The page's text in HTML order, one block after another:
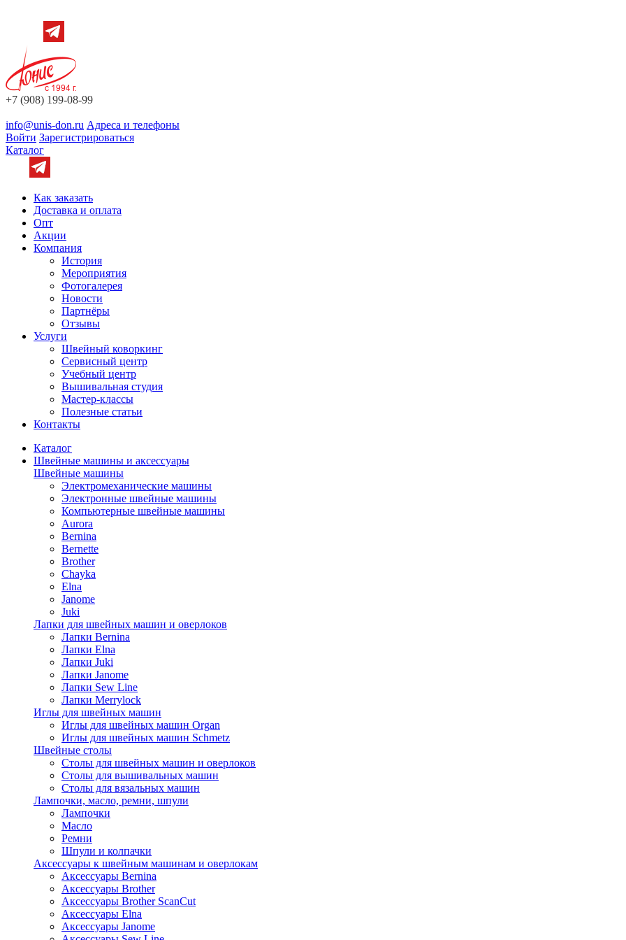
+7 (908) 199-08-99
info@unis-don.ru Адреса и телефоны
Войти Зарегистрироваться
Каталог
Как заказать
Доставка и оплата
Опт
Акции
Компания
История
Мероприятия
Фотогалерея
Новости
Партнёры
Отзывы
Услуги
Швейный коворкинг
Сервисный центр
Учебный центр
Вышивальная студия
Мастер-классы
Полезные статьи
Контакты
Каталог
Швейные машины и аксессуары
Швейные машины
Электромеханические машины
Электронные швейные машины
Компьютерные швейные машины
Aurora
Bernina
Bernette
Brother
Chayka
Elna
Janome
Juki
Лапки для швейных машин и оверлоков
Лапки Bernina
Лапки Elna
Лапки Juki
Лапки Janome
Лапки Sew Line
Лапки Merrylock
Иглы для швейных машин
Иглы для швейных машин Organ
Иглы для швейных машин Schmetz
Швейные столы
Столы для швейных машин и оверлоков
Столы для вышивальных машин
Столы для вязальных машин
Лампочки, масло, ремни, шпули
Лампочки
Масло
Ремни
Шпули и колпачки
Аксессуары к швейным машинам и оверлокам
Аксессуары Bernina
Аксессуары Brother
Аксессуары Brother ScanCut
Аксессуары Elna
Аксессуары Janome